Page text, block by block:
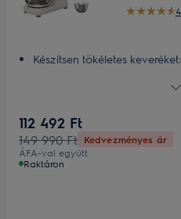
Készítsen tökéletes
Könnyed kísérletezés
PerfectRiseLid™ a tökéletes
Figyelje a keveréket: az
láthatóságot biztosít
112 492 Ft
149 990 Ft Kedvezményes ár
ÁFA-val együtt
Raktáron